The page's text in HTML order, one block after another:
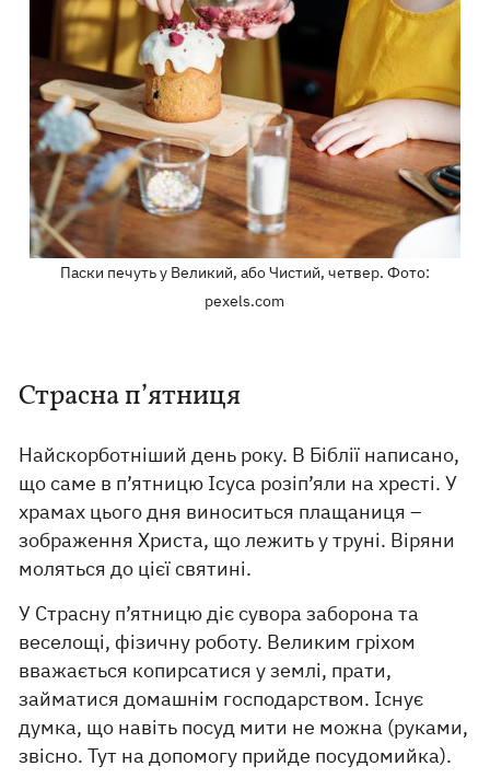
Паски печуть у Великий, або Чистий, четвер. Фото:
pexels.com
Страсна п’ятниця
Найскорботніший день року. В Біблії написано,
що саме в п’ятницю Ісуса розіп’яли на хресті. У
храмах цього дня виноситься плащаниця –
зображення Христа, що лежить у труні. Віряни
моляться до цієї святині.
У Страсну п’ятницю діє сувора заборона та
веселощі, фізичну роботу. Великим гріхом
вважається копирсатися у землі, прати,
займатися домашнім господарством. Існує
думка, що навіть посуд мити не можна (руками,
звісно. Тут на допомогу прийде посудомийка).